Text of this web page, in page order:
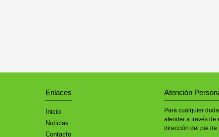
Enlaces
Inicio
Noticias
Contacto
Atención
Para cualquier
atender a través de
dirección del pie de